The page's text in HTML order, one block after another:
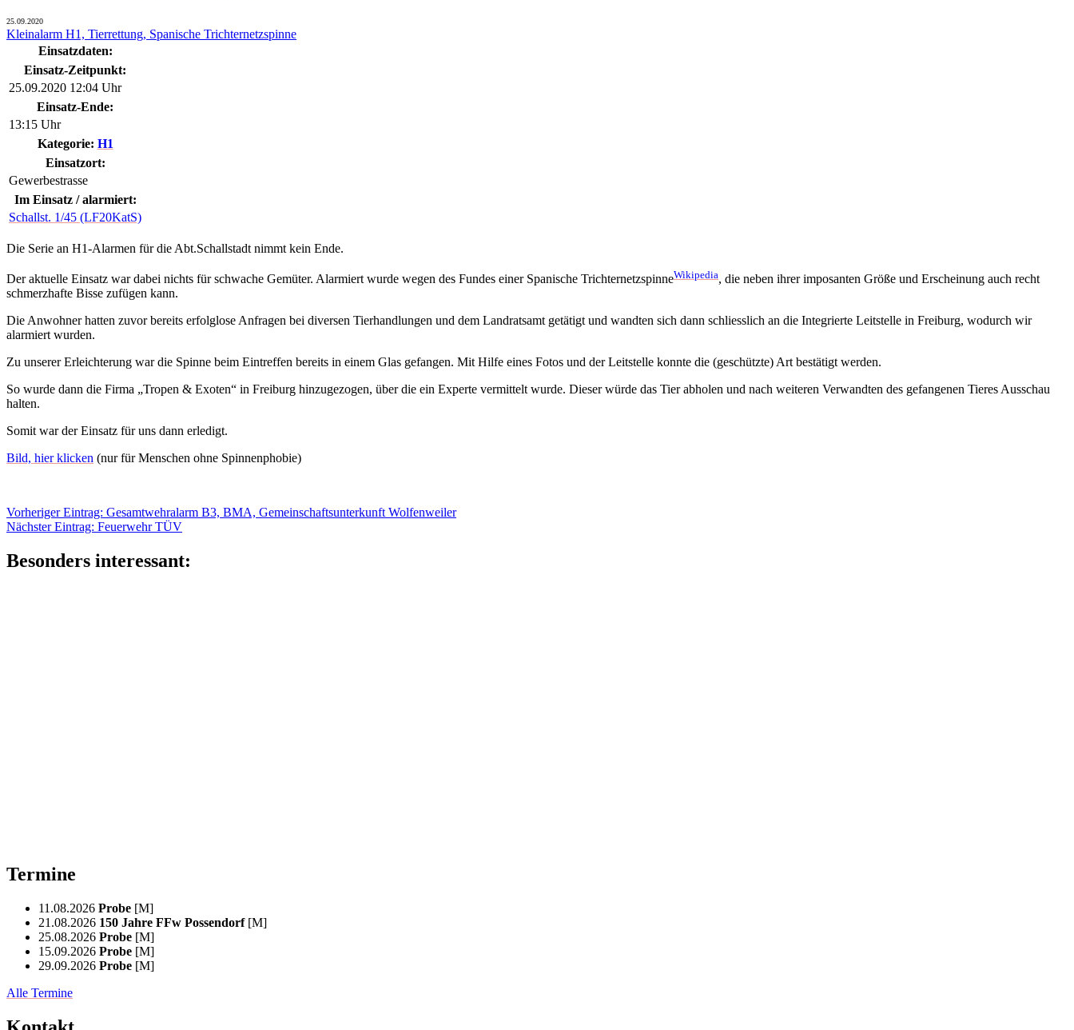
25.09.2020
Kleinalarm H1, Tierrettung, Spanische Trichternetzspinne
Einsatzdaten:
Einsatz-Zeitpunkt:
25.09.2020 12:04 Uhr
Einsatz-Ende:
13:15 Uhr
Kategorie: H1
Einsatzort:
Gewerbestrasse
Im Einsatz / alarmiert:
Schallst. 1/45 (LF20KatS)
Die Serie an H1-Alarmen für die Abt.Schallstadt nimmt kein Ende.
Der aktuelle Einsatz war dabei nichts für schwache Gemüter. Alarmiert wurde wegen des Fundes einer Spanische TrichternetzspinneWikipedia, die neben ihrer imposanten Größe und Erscheinung auch recht
schmerzhafte Bisse zufügen kann.
Die Anwohner hatten zuvor bereits erfolglose Anfragen bei diversen Tierhandlungen und dem Landratsamt getätigt und wandten sich dann schliesslich an die Integrierte Leitstelle in Freiburg, wodurch wir
alarmiert wurden.
Zu unserer Erleichterung war die Spinne beim Eintreffen bereits in einem Glas gefangen. Mit Hilfe eines Fotos und der Leitstelle konnte die (geschützte) Art bestätigt werden.
So wurde dann die Firma „Tropen & Exoten“ in Freiburg hinzugezogen, über die ein Experte vermittelt wurde. Dieser würde das Tier abholen und nach weiteren Verwandten des gefangenen Tieres Ausschau
halten.
Somit war der Einsatz für uns dann erledigt.
Bild, hier klicken (nur für Menschen ohne Spinnenphobie)
Beitragsnavigation
Vorheriger Eintrag: Vorheriger
Eintrag:
Gesamtwehralarm B3, BMA, Gemeinschaftsunterkunft Wolfenweiler
Nächster Eintrag: Nächster
Feuerwehr TÜV
Besonders interessant:
Termine
11.08.2026 Probe [M]
21.08.2026 150 Jahre FFw Possendorf [M]
25.08.2026 Probe [M]
15.09.2026 Probe [M]
29.09.2026 Probe [M]
Alle Termine